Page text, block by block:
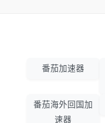
番茄加速器
番茄海外回国加
速器